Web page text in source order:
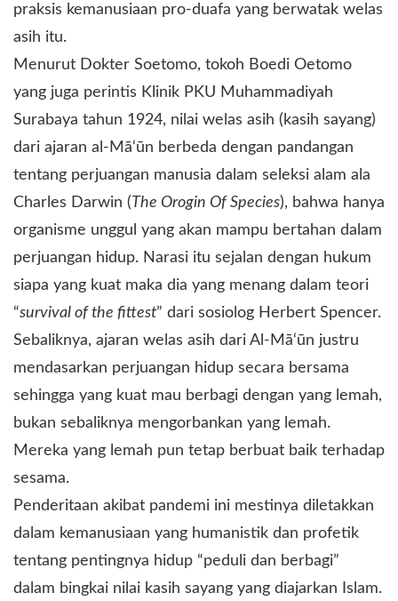
praksis kemanusiaan pro-duafa yang berwatak welas
asih itu.
Menurut Dokter Soetomo, tokoh Boedi Oetomo
yang juga perintis Klinik PKU Muhammadiyah
Surabaya tahun 1924, nilai welas asih (kasih sayang)
dari ajaran al-Mā‘ūn berbeda dengan pandangan
tentang perjuangan manusia dalam seleksi alam ala
Charles Darwin (The Orogin Of Species), bahwa hanya
organisme unggul yang akan mampu bertahan dalam
perjuangan hidup. Narasi itu sejalan dengan hukum
siapa yang kuat maka dia yang menang dalam teori
“survival of the fittest” dari sosiolog Herbert Spencer.
Sebaliknya, ajaran welas asih dari Al-Mā‘ūn justru
mendasarkan perjuangan hidup secara bersama
sehingga yang kuat mau berbagi dengan yang lemah,
bukan sebaliknya mengorbankan yang lemah.
Mereka yang lemah pun tetap berbuat baik terhadap
sesama.
Penderitaan akibat pandemi ini mestinya diletakkan
dalam kemanusiaan yang humanistik dan profetik
tentang pentingnya hidup “peduli dan berbagi”
dalam bingkai nilai kasih sayang yang diajarkan Islam.